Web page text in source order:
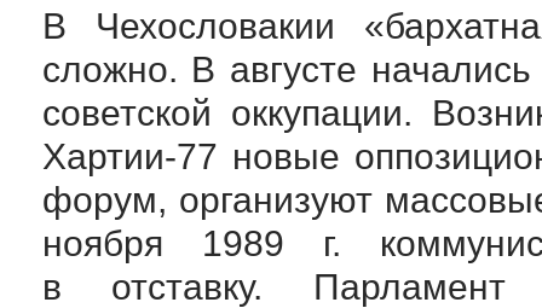
В Чехословакии
сложно. В августе
советской оккупации.
Хартии-77 новые
форум, организуют
ноября 1989 г.
в отставку. Парламент